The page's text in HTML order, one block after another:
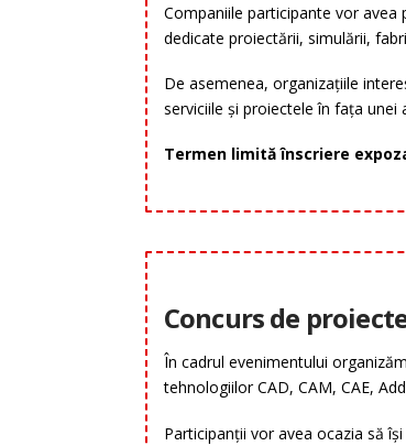
Companiile participante vor
dedicate proiectării, simulării,
De asemenea, organizațiile
serviciile și proiectele în fața unei
Termen limită înscriere
Concurs de
În cadrul evenimentului
tehnologiilor CAD, CAM, CAE,
Participanții vor avea ocazia să